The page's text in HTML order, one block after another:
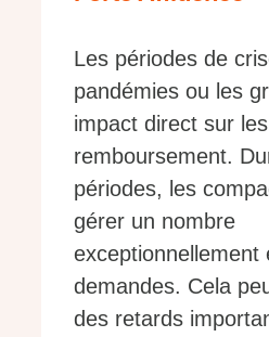
Les périodes de
pandémies ou les
impact direct sur
remboursement.
périodes, les
gérer un nombre
exceptionnellement
demandes. Cela
des retards